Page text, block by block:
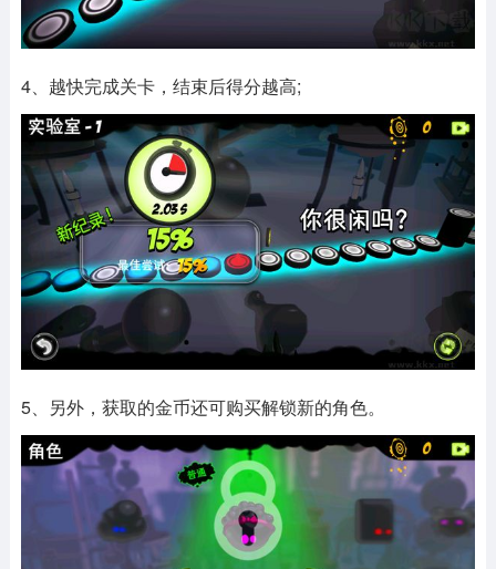
4、越快完成关卡，结束后得分越高;
5、另外，获取的金币还可购买解锁新的角色。